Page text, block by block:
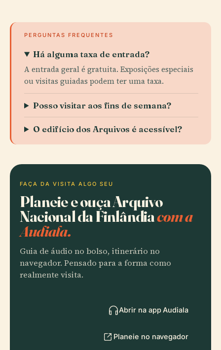
PERGUNTAS FREQUENTES
Há alguma taxa de entrada?
A entrada geral é gratuita. Exposições especiais
ou visitas guiadas podem ter uma taxa.
Posso visitar aos fins de semana?
O edifício dos Arquivos é acessível?
FAÇA DA VISITA ALGO SEU
Planeie e ouça Arquivo
Nacional da Finlândiacom a
Audiala.
Guia de áudio no bolso, itinerário no
navegador. Pensado para a forma como
realmente visita.
Abrir na app Audiala
Planeie no navegador